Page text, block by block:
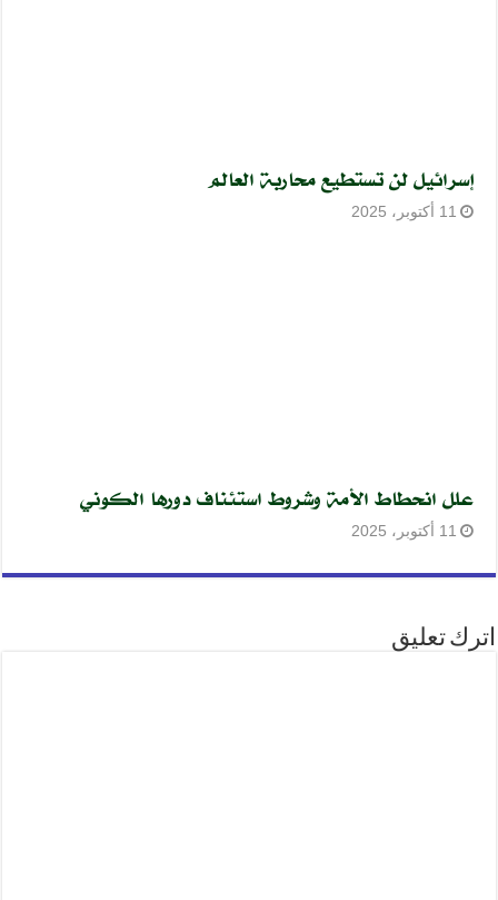
إسرائيل لن تستطيع محاربة العالم
11 أكتوبر، 2025
علل انحطاط الأمة وشروط استئناف دورها الكوني
11 أكتوبر، 2025
اترك تعليق